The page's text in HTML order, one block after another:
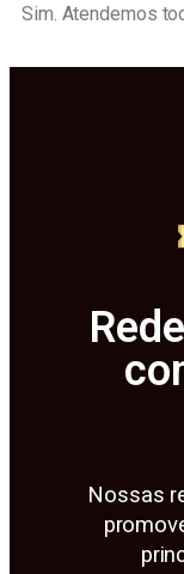
Sim. Atendemos
Nossas